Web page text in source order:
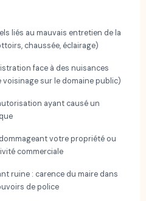
liés au mauvais entretien de la
chaussée, éclairage)
face à des nuisances
sur le domaine public)
ayant causé un
votre propriété ou
commerciale
ruine : carence du maire dans
de police